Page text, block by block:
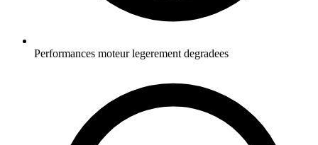
Performances moteur legerement degradees